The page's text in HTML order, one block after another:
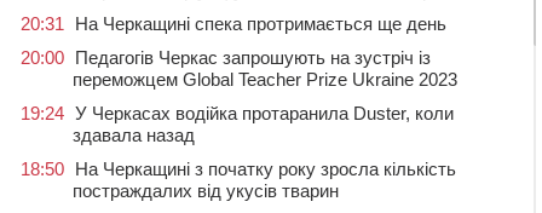
20:31
На Черкащині спека протримається ще день
20:00 Педагогів Черкас запрошують на зустріч із
переможцем Global Teacher Prize Ukraine 2023
19:24 У Черкасах водійка протаранила Duster, коли
здавала назад
18:50 На Черкащині з початку року зросла кількість
постраждалих від укусів тварин